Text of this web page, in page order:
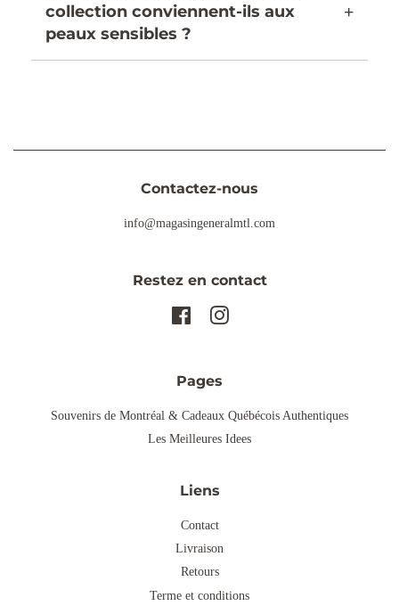
collection conviennent-ils aux
peaux sensibles ?
+
Contactez-nous
info@magasingeneralmtl.com
Restez en contact
FacebookInstagram
Pages
Souvenirs de Montréal & Cadeaux Québécois Authentiques
Les Meilleures Idees
Liens
Contact
Livraison
Retours
Terme et conditions